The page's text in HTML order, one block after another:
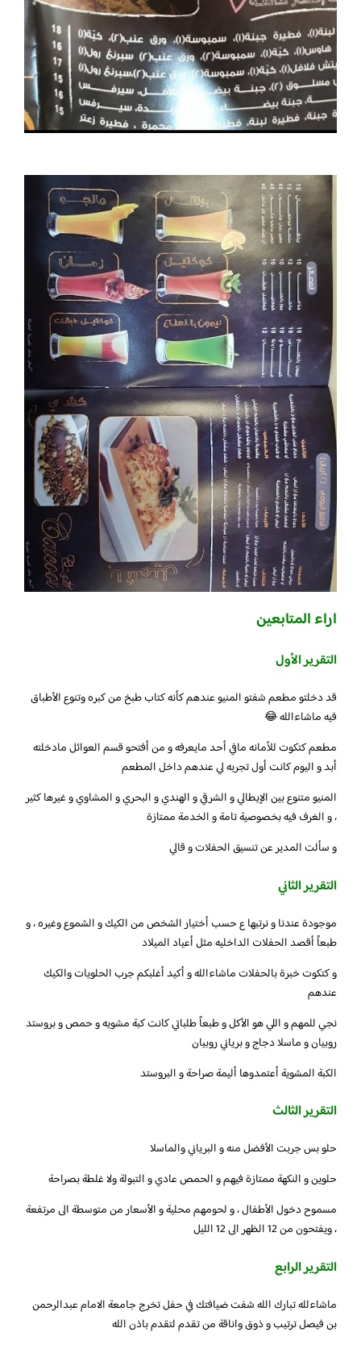
اراء المتابعين
التقرير الأول
قد دخلتو مطعم شفتو المنيو عندهم كأنه كتاب طبخ من كبره وتنوع الأطباق
فيه ماشاءالله 😂
مطعم كتكوت للأمانه مافي أحد مايعرفه و من أفتحو قسم العوائل مادخلته
أبد و اليوم كانت أول تجربه لي عندهم داخل المطعم
المنيو متنوع بين الإيطالي و الشرقي و الهندي و البحري و المشاوي و غيرها كثير
، و الغرف فيه بخصوصية تامة و الخدمة ممتازة
و سألت المدير عن تنسيق الحفلات و قالي
التقرير الثاني
موجودة عندنا و نرتبها ع حسب أختيار الشخص من الكيك و الشموع وغيره ، و
طبعاً أقصد الحفلات الداخليه مثل أعياد الميلاد
و كتكوت خبرة بالحفلات ماشاءالله و أكيد أغلبكم جرب الحلويات والكيك
عندهم
نجي للمهم و اللي هو الأكل و طبعاً طلباتي كانت كبة مشويه و حمص و بروستد
روبيان و ماسلا دجاج و برياني روبيان
الكبة المشوية أعتمدوها أليمة صراحة و البروستد
التقرير الثالث
حلو بس جربت الأفضل منه و البرياني والماسلا
حلوين و النكهة ممتازة فيهم و الحمص عادي و التبولة ولا غلطة بصراحة
مسموح دخول الأطفال ، و لحومهم محلية و الأسعار من متوسطة الى مرتفعة
، ويفتحون من 12 الظهر الى 12 الليل
التقرير الرابع
ماشاءلله تبارك الله شفت ضيافتك في حفل تخرج جامعة الامام عبدالرحمن
بن فيصل ترتيب و ذوق واناقة من تقدم لتقدم باذن الله